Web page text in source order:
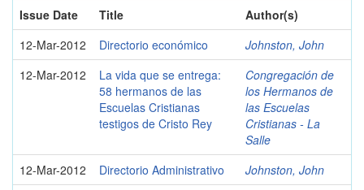
Issue Date
Title
Author(s)
12-Mar-2012
Directorio económico
Johnston, John
12-Mar-2012
La vida que se entrega:
58 hermanos de las
Escuelas Cristianas
testigos de Cristo Rey
Congregación de
los Hermanos de
las Escuelas
Cristianas - La
Salle
12-Mar-2012
Directorio Administrativo
Johnston, John